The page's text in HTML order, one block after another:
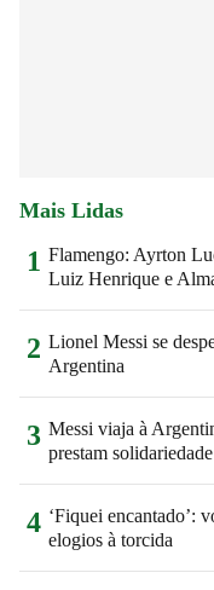
Mais Lidas
1 Flamengo: Ayrton
Luiz Henrique e
2 Lionel Messi se
Argentina
3 Messi viaja à
prestam solidariedade
4 ‘Fiquei encantado’:
elogios à torcida